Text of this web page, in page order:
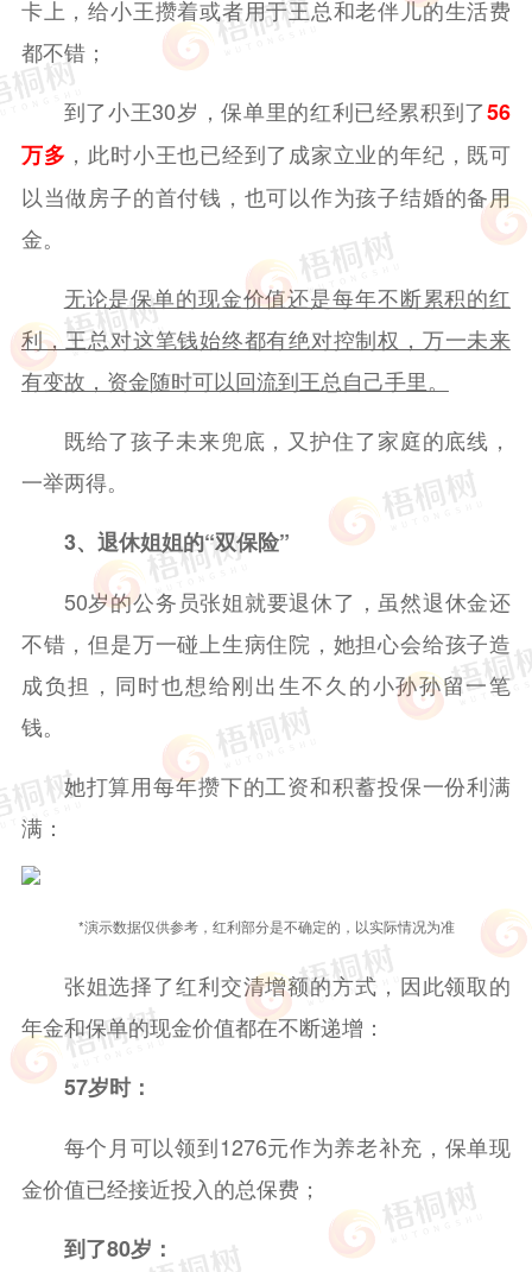
卡上，给小王攒着或者用于王总和老伴儿的生活费
都不错；
到了小王30岁，保单里的红利已经累积到了56
万多 ，此时小王也已经到了成家立业的年纪，既可
以当做房子的首付钱，也可以作为孩子结婚的备用
金。
无论是保单的现金价值还是每年不断累积的红
利，王总对这笔钱始终都有绝对控制权，万一未来
有变故，资金随时可以回流到王总自己手里。
既给了孩子未来兜底，又护住了家庭的底线，
一举两得。
3、退休姐姐的“双保险”
50岁的公务员张姐就要退休了，虽然退休金还
不错，但是万一碰上生病住院，她担心会给孩子造
成负担，同时也想给刚出生不久的小孙孙留一笔
钱。
她打算用每年攒下的工资和积蓄投保一份利满
满：
*演示数据仅供参考，红利部分是不确定的，以实际情况为准
张姐选择了红利交清增额的方式，因此领取的
年金和保单的现金价值都在不断递增：
57岁时：
每个月可以领到1276元作为养老补充，保单现
金价值已经接近投入的总保费；
到了80岁：